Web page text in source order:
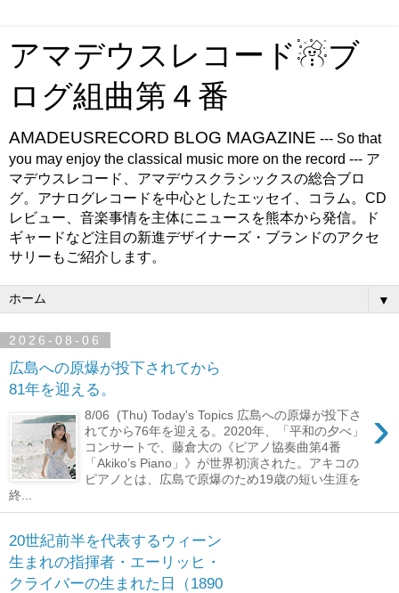
アマデウスレコード☃ブ
ログ組曲第４番
AMADEUSRECORD BLOG MAGAZINE --- So that
you may enjoy the classical music more on the record --- ア
マデウスレコード、アマデウスクラシックスの総合ブロ
グ。アナログレコードを中心としたエッセイ、コラム。CD
レビュー、音楽事情を主体にニュースを熊本から発信。ド
ギャードなど注目の新進デザイナーズ・ブランドのアクセ
サリーもご紹介します。
▼
2026-08-06
広島への原爆が投下されてから
81年を迎える。
›
8/06 (Thu) Today's Topics 広島への原爆が投下さ
れてから76年を迎える。2020年、「平和の夕べ」
コンサートで、藤倉大の《ピアノ協奏曲第4番
「Akiko’s Piano」》が世界初演された。アキコの
ピアノとは、広島で原爆のため19歳の短い生涯を
終...
20世紀前半を代表するウィーン
生まれの指揮者・エーリッヒ・
クライバーの生まれた日（1890